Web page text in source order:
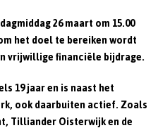
26 maart om 15.00
het doel te bereiken wordt
vrijwillige financiële bijdrage.
19 jaar en is naast het
ook daarbuiten actief. Zoals
Tilliander Oisterwijk en de